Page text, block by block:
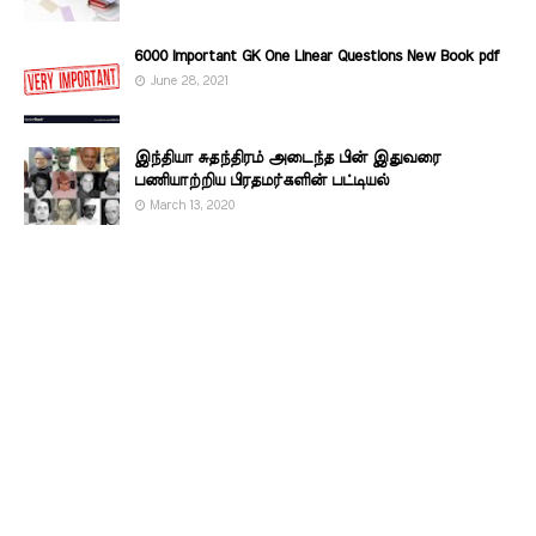
6000 Important GK One Linear Questions New Book pdf
June 28, 2021
இந்தியா சுதந்திரம் அடைந்த பின் இதுவரை
பணியாற்றிய பிரதமர்களின்‌ பட்டியல்‌
March 13, 2020